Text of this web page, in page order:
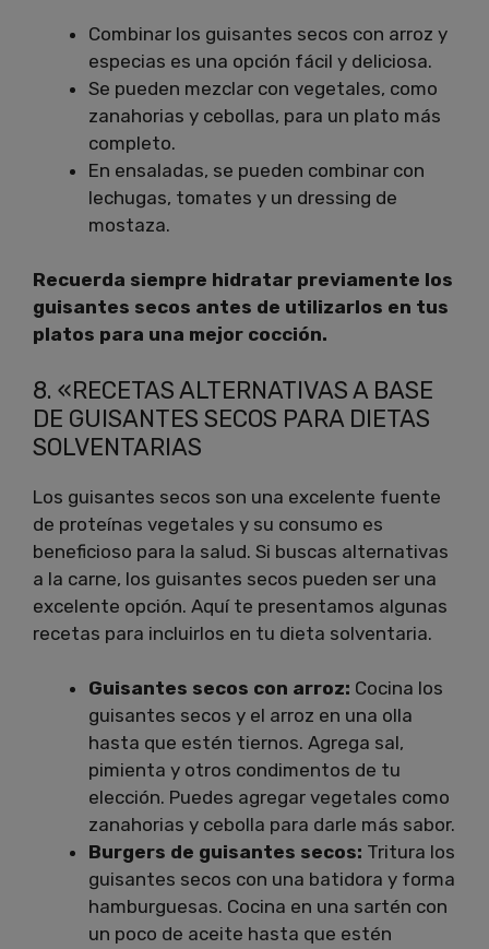
Combinar los guisantes secos con arroz y
especias es una opción fácil y deliciosa.
Se pueden mezclar con vegetales, como
zanahorias y cebollas, para un plato más
completo.
En ensaladas, se pueden combinar con
lechugas, tomates y un dressing de
mostaza.
Recuerda siempre hidratar previamente los
guisantes secos antes de utilizarlos en tus
platos para una mejor cocción.
8. «RECETAS ALTERNATIVAS A BASE
DE GUISANTES SECOS PARA DIETAS
SOLVENTARIAS
Los guisantes secos son una excelente fuente
de proteínas vegetales y su consumo es
beneficioso para la salud. Si buscas alternativas
a la carne, los guisantes secos pueden ser una
excelente opción. Aquí te presentamos algunas
recetas para incluirlos en tu dieta solventaria.
Guisantes secos con arroz: Cocina los
guisantes secos y el arroz en una olla
hasta que estén tiernos. Agrega sal,
pimienta y otros condimentos de tu
elección. Puedes agregar vegetales como
zanahorias y cebolla para darle más sabor.
Burgers de guisantes secos: Tritura los
guisantes secos con una batidora y forma
hamburguesas. Cocina en una sartén con
un poco de aceite hasta que estén